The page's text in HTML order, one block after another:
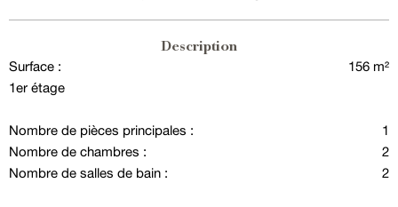
Description
Surface :
156 m²
1er étage
Nombre de pièces principales :
1
Nombre de chambres :
2
Nombre de salles de bain :
2